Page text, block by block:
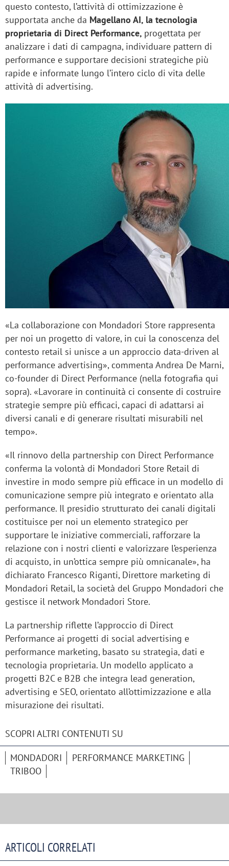
questo contesto, l’attività di ottimizzazione è
supportata anche da Magellano AI, la tecnologia
proprietaria di Direct Performance, progettata per
analizzare i dati di campagna, individuare pattern di
performance e supportare decisioni strategiche più
rapide e informate lungo l’intero ciclo di vita delle
attività di advertising.
«La collaborazione con Mondadori Store rappresenta
per noi un progetto di valore, in cui la conoscenza del
contesto retail si unisce a un approccio data-driven al
performance advertising», commenta Andrea De Marni,
co-founder di Direct Performance (nella fotografia qui
sopra). «Lavorare in continuità ci consente di costruire
strategie sempre più efficaci, capaci di adattarsi ai
diversi canali e di generare risultati misurabili nel
tempo».
«Il rinnovo della partnership con Direct Performance
conferma la volontà di Mondadori Store Retail di
investire in modo sempre più efficace in un modello di
comunicazione sempre più integrato e orientato alla
performance. Il presidio strutturato dei canali digitali
costituisce per noi un elemento strategico per
supportare le iniziative commerciali, rafforzare la
relazione con i nostri clienti e valorizzare l’esperienza
di acquisto, in un’ottica sempre più omnicanale», ha
dichiarato Francesco Riganti, Direttore marketing di
Mondadori Retail, la società del Gruppo Mondadori che
gestisce il network Mondadori Store.
La partnership riflette l’approccio di Direct
Performance ai progetti di social advertising e
performance marketing, basato su strategia, dati e
tecnologia proprietaria. Un modello applicato a
progetti B2C e B2B che integra lead generation,
advertising e SEO, orientato all’ottimizzazione e alla
misurazione dei risultati.
SCOPRI ALTRI CONTENUTI SU
MONDADORI
PERFORMANCE MARKETING
TRIBOO
ARTICOLI CORRELATI